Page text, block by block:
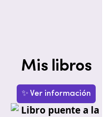
Mis libros
✨ Ver información